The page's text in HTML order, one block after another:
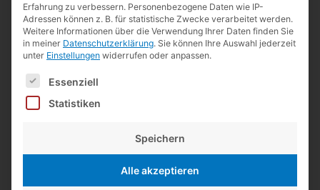
Guillermo de la Mazazu Kurz notiert
Lexikaliker zu19 Jahre
Lexikaliker zuKurz notiert
Guillermo de la Maza
Lexikaliker
Kurz notiert
LexikalikerzuKurz notiert
Erfahrung zu verbessern. Personenbezogene Daten wie IP-
Adressen können z. B. für statistische Zwecke verarbeitet werden.
Weitere Informationen über die Verwendung Ihrer Daten finden Sie
in meiner Datenschutzerklärung. Sie können Ihre Auswahl jederzeit
unter Einstellungen widerrufen oder anpassen.
Es folgt eine Liste der Service-Gruppen, für die eine
Essenziell
Statistiken
Speichern
Alle akzeptieren